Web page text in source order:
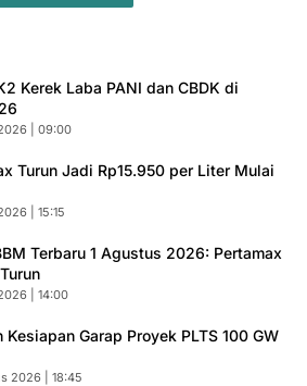
Kerek Laba PANI dan CBDK di
| 09:00
Turun Jadi Rp15.950 per Liter Mulai
| 15:15
Terbaru 1 Agustus 2026: Pertamax
| 14:00
Garap Proyek PLTS 100 GW
2026 | 18:45